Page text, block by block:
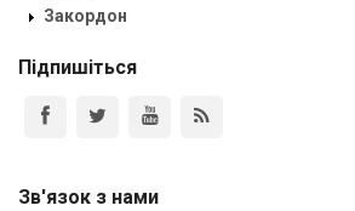
Закордон
Підпишіться
Зв'язок з нами